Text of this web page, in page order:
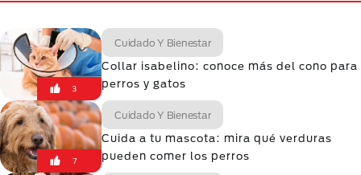
3
Cuidado Y Bienestar
Collar isabelino: conoce más del cono para
perros y gatos
7
Cuidado Y Bienestar
Cuida a tu mascota: mira qué verduras
pueden comer los perros